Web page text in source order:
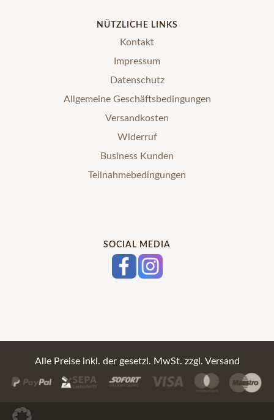
NÜTZLICHE LINKS
Kontakt
Impressum
Datenschutz
Allgemeine Geschäftsbedingungen
Versandkosten
Widerruf
Business Kunden
Teilnahmebedingungen
SOCIAL MEDIA
Alle Preise inkl. der gesetzl. MwSt. zzgl. Versand